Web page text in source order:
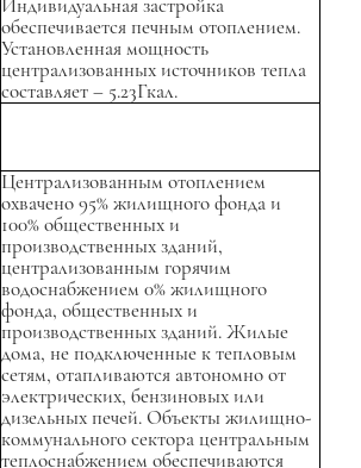
Индивидуальная застройка
обеспечивается печным отоплением.
Установленная мощность
централизованных источников тепла
составляет – 5.23Гкал.
Централизованным отоплением
охвачено 95% жилищного фонда и
100% общественных и
производственных зданий,
централизованным горячим
водоснабжением 0% жилищного
фонда, общественных и
производственных зданий. Жилые
дома, не подключенные к тепловым
сетям, отапливаются автономно от
электрических, бензиновых или
дизельных печей. Объекты жилищно-
коммунального сектора центральным
теплоснабжением обеспечиваются